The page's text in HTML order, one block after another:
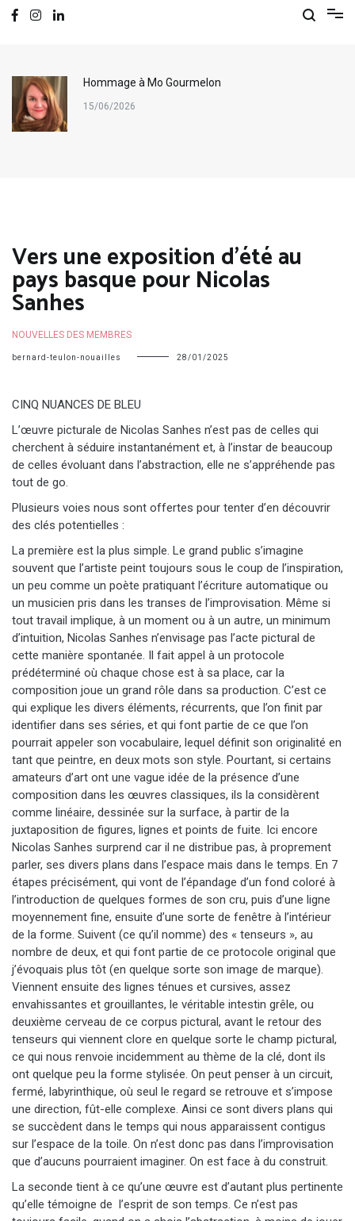
Hommage à Mo Gourmelon
15/06/2026
Vers une exposition d’été au
pays basque pour Nicolas
Sanhes
NOUVELLES DES MEMBRES
bernard-teulon-nouailles 28/01/2025
CINQ NUANCES DE BLEU
L’œuvre picturale de Nicolas Sanhes n’est pas de celles qui
cherchent à séduire instantanément et, à l’instar de beaucoup
de celles évoluant dans l’abstraction, elle ne s’appréhende pas
tout de go.
Plusieurs voies nous sont offertes pour tenter d’en découvrir
des clés potentielles :
La première est la plus simple. Le grand public s’imagine
souvent que l’artiste peint toujours sous le coup de l’inspiration,
un peu comme un poète pratiquant l’écriture automatique ou
un musicien pris dans les transes de l’improvisation. Même si
tout travail implique, à un moment ou à un autre, un minimum
d’intuition, Nicolas Sanhes n’envisage pas l’acte pictural de
cette manière spontanée. Il fait appel à un protocole
prédéterminé où chaque chose est à sa place, car la
composition joue un grand rôle dans sa production. C’est ce
qui explique les divers éléments, récurrents, que l’on finit par
identifier dans ses séries, et qui font partie de ce que l’on
pourrait appeler son vocabulaire, lequel définit son originalité en
tant que peintre, en deux mots son style. Pourtant, si certains
amateurs d’art ont une vague idée de la présence d’une
composition dans les œuvres classiques, ils la considèrent
comme linéaire, dessinée sur la surface, à partir de la
juxtaposition de figures, lignes et points de fuite. Ici encore
Nicolas Sanhes surprend car il ne distribue pas, à proprement
parler, ses divers plans dans l’espace mais dans le temps. En 7
étapes précisément, qui vont de l’épandage d’un fond coloré à
l’introduction de quelques formes de son cru, puis d’une ligne
moyennement fine, ensuite d’une sorte de fenêtre à l’intérieur
de la forme. Suivent (ce qu’il nomme) des « tenseurs », au
nombre de deux, et qui font partie de ce protocole original que
j’évoquais plus tôt (en quelque sorte son image de marque).
Viennent ensuite des lignes ténues et cursives, assez
envahissantes et grouillantes, le véritable intestin grêle, ou
deuxième cerveau de ce corpus pictural, avant le retour des
tenseurs qui viennent clore en quelque sorte le champ pictural,
ce qui nous renvoie incidemment au thème de la clé, dont ils
ont quelque peu la forme stylisée. On peut penser à un circuit,
fermé, labyrinthique, où seul le regard se retrouve et s’impose
une direction, fût-elle complexe. Ainsi ce sont divers plans qui
se succèdent dans le temps qui nous apparaissent contigus
sur l’espace de la toile. On n’est donc pas dans l’improvisation
que d’aucuns pourraient imaginer. On est face à du construit.
La seconde tient à ce qu’une œuvre est d’autant plus pertinente
qu’elle témoigne de l’esprit de son temps. Ce n’est pas